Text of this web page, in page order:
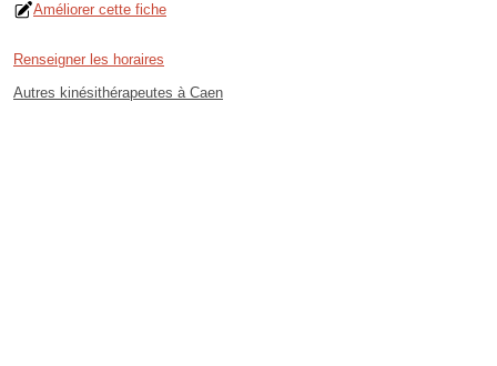
Améliorer cette fiche
Renseigner les horaires
Autres kinésithérapeutes à Caen